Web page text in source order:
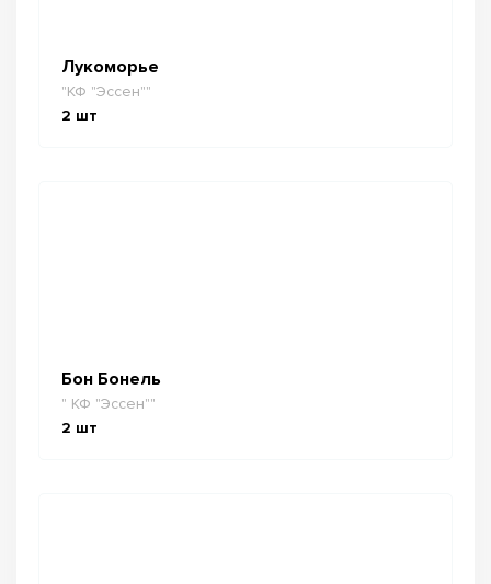
Лукоморье
"КФ "Эссен""
2 шт
Бон Бонель
" КФ "Эссен""
2 шт